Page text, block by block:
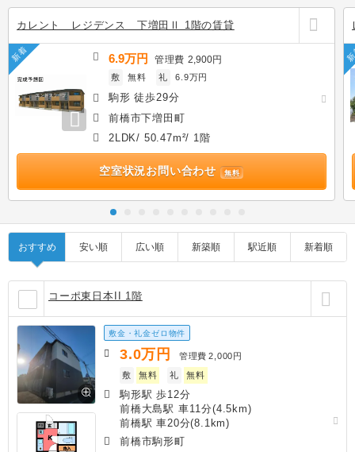
カレント レジデンス 下増田Ⅱ 1階の賃貸
新着 6.9万円 管理費2,900円
敷 無料 礼 6.9万円
駒形 徒歩29分
前橋市下増田町
2LDK/ 50.47m²/ 1階
空室状況お問い合わせ 無料
おすすめ 安い順 広い順 新築順 駅近順 新着順
コーポ東日本II 1階
敷金・礼金ゼロ物件
3.0万円 管理費 2,000円
敷
無料 礼 無料
駒形駅 歩12分
前橋大島駅 車11分(4.5km)
前橋駅 車20分(8.1km)
前橋市駒形町